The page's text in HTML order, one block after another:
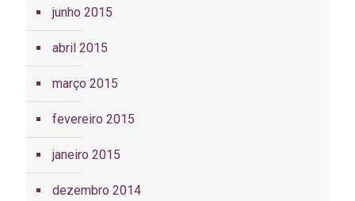
junho 2015
abril 2015
março 2015
fevereiro 2015
janeiro 2015
dezembro 2014